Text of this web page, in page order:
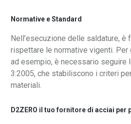
Normative e Standard
Nell’esecuzione delle saldature, è
rispettare le normative vigenti.
ad esempio, è necessario seguire
3:2005, che stabiliscono i criteri
materiali.
D2ZERO il tuo fornitore di acciai per